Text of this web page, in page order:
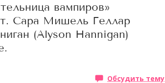
вампиров»
Сара Мишель Геллар
(Alyson Hannigan)
Обсудить тему